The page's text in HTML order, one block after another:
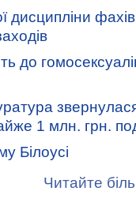
дисципліни
до
1 млн. грн.
Білоусі
Читайте